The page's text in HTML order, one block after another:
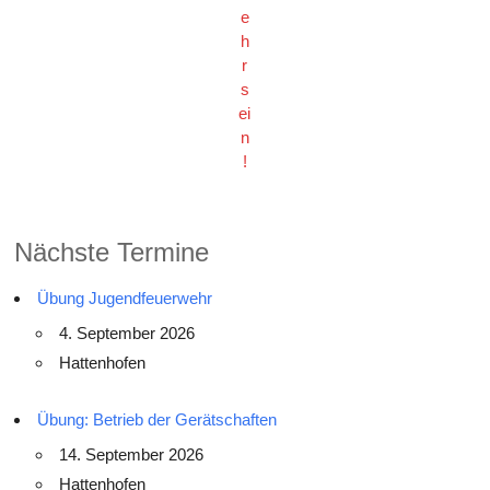
e
h
r
s
ei
n
!
Nächste Termine
Übung Jugendfeuerwehr
4. September 2026
Hattenhofen
Übung: Betrieb der Gerätschaften
14. September 2026
Hattenhofen